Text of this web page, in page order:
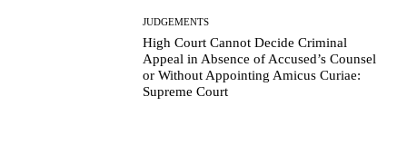
JUDGEMENTS
High Court Cannot Decide Criminal
Appeal in Absence of Accused’s Counsel
or Without Appointing Amicus Curiae:
Supreme Court